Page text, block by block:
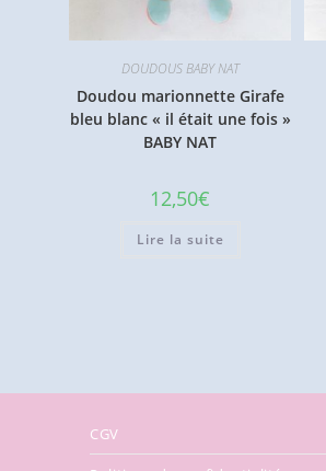
DOUDOUS BABY NAT
Doudou marionnette Girafe
bleu blanc « il était une fois »
BABY NAT
12,50€
Lire la suite
CGV